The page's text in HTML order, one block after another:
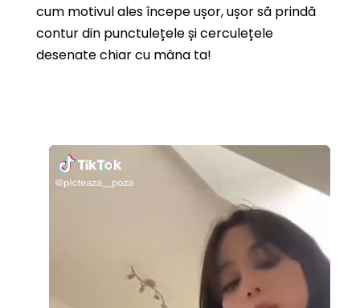
cum motivul ales începe ușor, ușor să prindă
contur din punctulețele și cerculețele
desenate chiar cu mâna ta!